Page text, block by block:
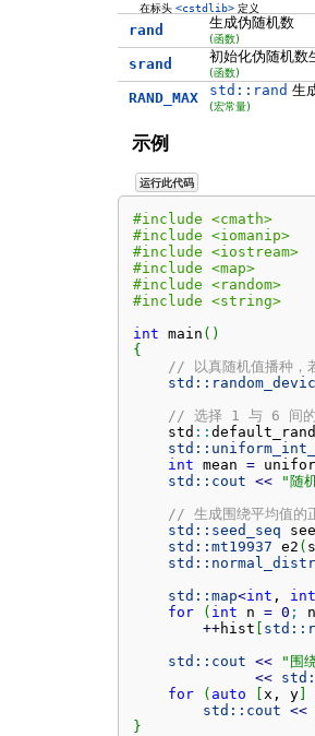
在标头<cstdlib> 定义
rand 生成伪随机数
(函数)
srand 初始化伪随机数
(函数)
RAND_MAX std::rand 生
(宏常量)
示例
运行此代码
#include <cmath>
#include <iomanip>
#include <iostream>
#include <map>
#include <random>
#include <string>
int main ( )
{
// 以真随机值播种，
std::
// 选择 1 与 6 间的
    std
::
std::
int mean =
std:: cout << "随
// 生成围绕平均值的
std:: seed_seq
std:: mt19937 e2 (
std::
std:: map<int , int
for
( int n = 0 ;
++hist std::
std:: cout << "围
<<
for
( auto x, y]
std:: cout <<
}